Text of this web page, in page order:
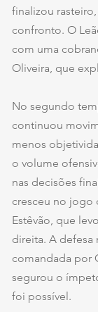
finalizou
confronto. O
com uma
Oliveira, que
No segundo
continuou
menos
o volume
nas decisões
cresceu no jogo
Estêvão, que
direita. A defesa
comandada por
segurou o
foi possível.